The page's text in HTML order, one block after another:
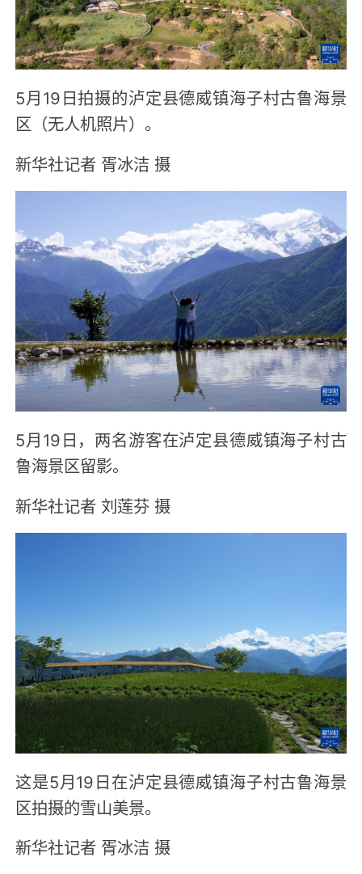
5月19日拍摄的泸定县德威镇海子村古鲁海景
区（无人机照片）。
新华社记者 胥冰洁 摄
5月19日，两名游客在泸定县德威镇海子村古
鲁海景区留影。
新华社记者 刘莲芬 摄
这是5月19日在泸定县德威镇海子村古鲁海景
区拍摄的雪山美景。
新华社记者 胥冰洁 摄